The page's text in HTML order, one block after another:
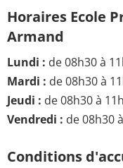
Horaires Ecole
Armand
Lundi : de 08h30 à
Mardi : de 08h30 à
Jeudi : de 08h30 à
Vendredi : de 08h30
Conditions